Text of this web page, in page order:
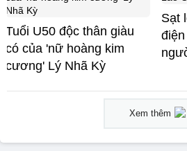
Tuổi U50 độc thân giàu
có của 'nữ hoàng kim
cương' Lý Nhã Kỳ
Sạt
Xem thêm